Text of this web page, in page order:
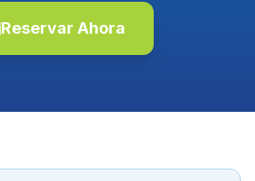
Reservar Ahora